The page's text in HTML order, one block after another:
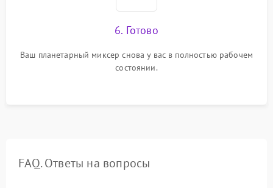
6. Готово
Ваш планетарный миксер снова у вас в полностью рабочем
состоянии.
FAQ. Ответы на вопросы